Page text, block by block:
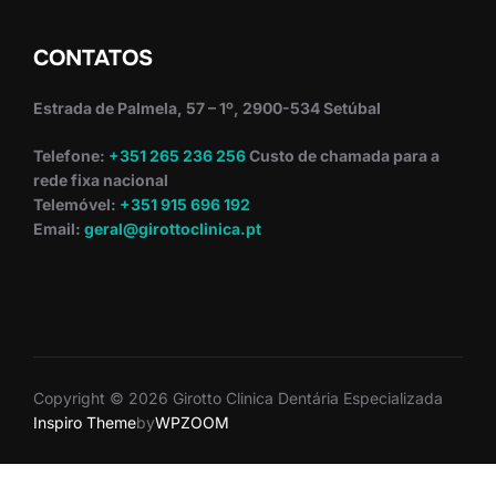
CONTATOS
Estrada de Palmela, 57 – 1º, 2900-534 Setúbal
Telefone: +351 265 236 256Custo de chamada para a
rede fixa nacional
Telemóvel: +351 915 696 192
Email: geral@girottoclinica.pt
Copyright © 2026 Girotto Clinica Dentária Especializada
Inspiro ThemebyWPZOOM